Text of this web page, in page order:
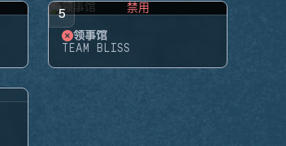
5 禁用
领事馆
TEAM BLISS